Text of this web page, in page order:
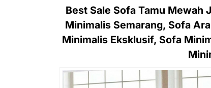
Best Sale Sofa Tamu Mewah
Minimalis Semarang, Sofa
Minimalis Eksklusif, Sofa